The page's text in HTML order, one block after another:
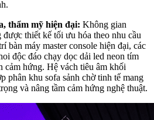
thẩm mỹ hiện đại: Không gian
thiết kế tối ưu hóa theo nhu cầu
bàn máy master console hiện đại, các
độc đáo chạy dọc dải led neon tím
cảm hứng. Hệ vách tiêu âm khối
phân khu sofa sảnh chờ tinh tế mang
và nâng tầm cảm hứng nghệ thuật.